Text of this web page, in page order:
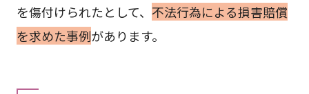
を傷付けられたとして、 不法行為による損害賠償
を求めた事例があります。